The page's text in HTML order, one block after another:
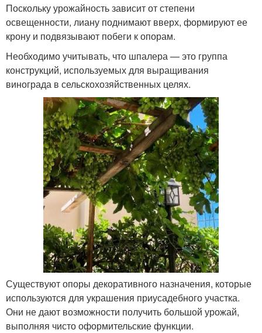
Поскольку урожайность зависит от степени
освещенности, лиану поднимают вверх, формируют ее
крону и подвязывают побеги к опорам.
Необходимо учитывать, что шпалера — это группа
конструкций, используемых для выращивания
винограда в сельскохозяйственных целях.
Существуют опоры декоративного назначения, которые
используются для украшения приусадебного участка.
Они не дают возможности получить большой урожай,
выполняя чисто оформительские функции.